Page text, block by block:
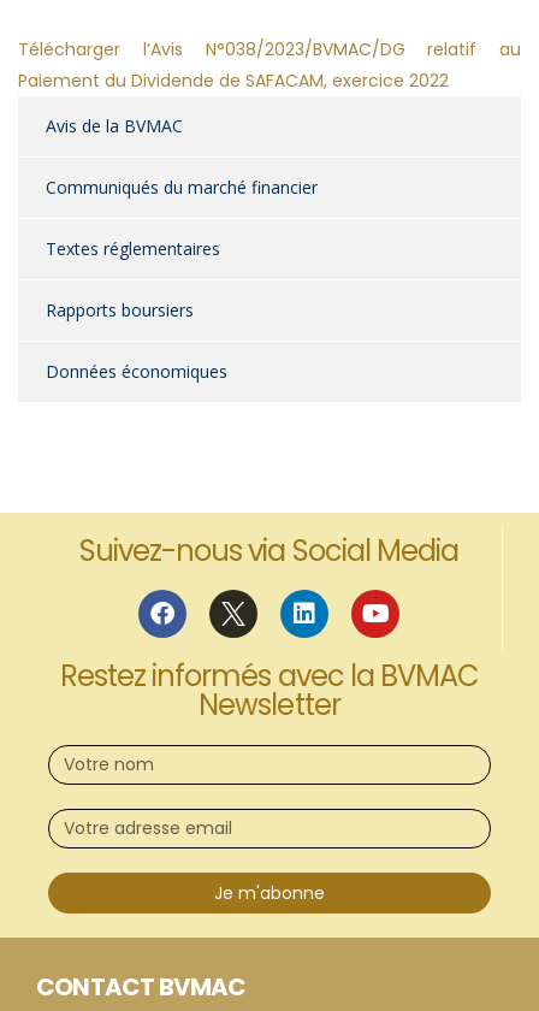
Télécharger l’Avis N°038/2023/BVMAC/DG relatif au
Paiement du Dividende de SAFACAM, exercice 2022
Avis de la BVMAC
Communiqués du marché financier
Textes réglementaires
Rapports boursiers
Données économiques
Suivez-nous via Social Media
Restez informés avec la BVMAC
Newsletter
Je m'abonne
CONTACT BVMAC